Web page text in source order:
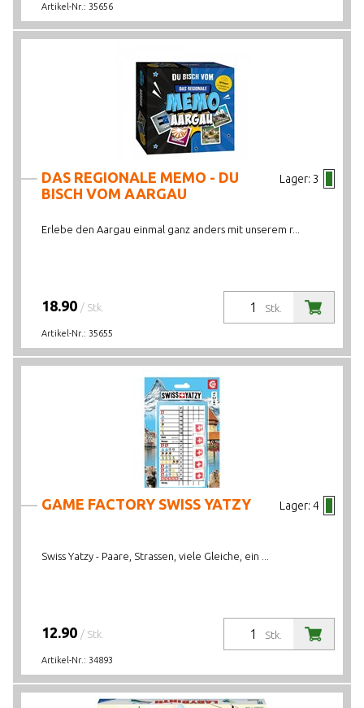
Artikel-Nr.: 35656
Lager: 3
DAS REGIONALE MEMO - DU
BISCH VOM AARGAU
Erlebe den Aargau einmal ganz anders mit unserem r...
Stk.
18.90 / Stk.
Artikel-Nr.: 35655
Lager: 4
GAME FACTORY SWISS YATZY
Swiss Yatzy - Paare, Strassen, viele Gleiche, ein ...
Stk.
12.90 / Stk.
Artikel-Nr.: 34893